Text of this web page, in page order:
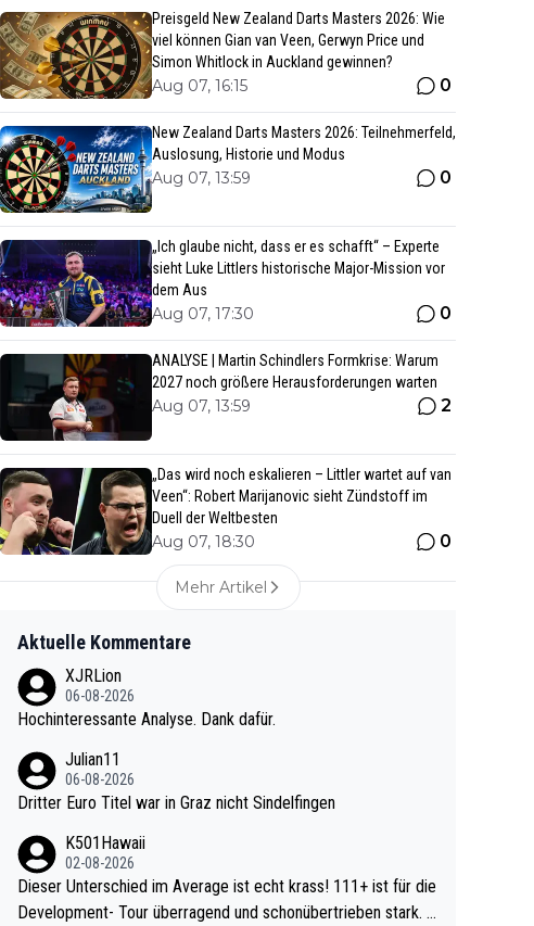
Preisgeld New Zealand Darts Masters 2026: Wie
viel können Gian van Veen, Gerwyn Price und
Simon Whitlock in Auckland gewinnen?
Aug 07, 16:15 0
New Zealand Darts Masters 2026: Teilnehmerfeld,
Auslosung, Historie und Modus
Aug 07, 13:59 0
„Ich glaube nicht, dass er es schafft“ – Experte
sieht Luke Littlers historische Major-Mission vor
dem Aus
Aug 07, 17:30 0
ANALYSE | Martin Schindlers Formkrise: Warum
2027 noch größere Herausforderungen warten
Aug 07, 13:59 2
„Das wird noch eskalieren – Littler wartet auf van
Veen“: Robert Marijanovic sieht Zündstoff im
Duell der Weltbesten
Aug 07, 18:30 0
Mehr Artikel
Aktuelle Kommentare
XJRLion
06-08-2026
Hochinteressante Analyse. Dank dafür.
Julian11
06-08-2026
Dritter Euro Titel war in Graz nicht Sindelfingen
K501Hawaii
02-08-2026
Dieser Unterschied im Average ist echt krass! 111+ ist für die
Development- Tour überragend und schonübertrieben stark. U